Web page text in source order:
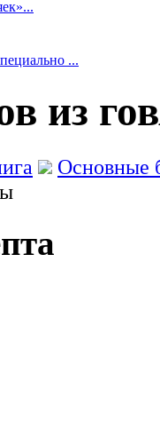
...
из
Основные